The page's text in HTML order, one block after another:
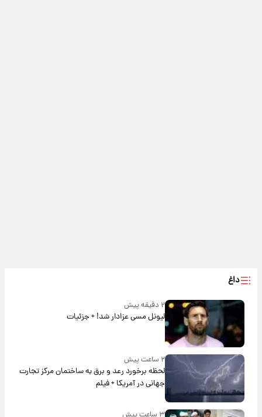
داغ
۲ دقیقه پیش
لیونل مسی عزادار شد! + جزئیات
۲ ساعت پیش
لحظه برخورد رعد و برق به ساختمان مرکز تجارت
جهانی در آمریکا + فیلم